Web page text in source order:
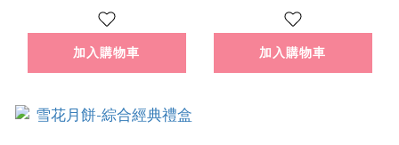
加入購物車 加入購物車